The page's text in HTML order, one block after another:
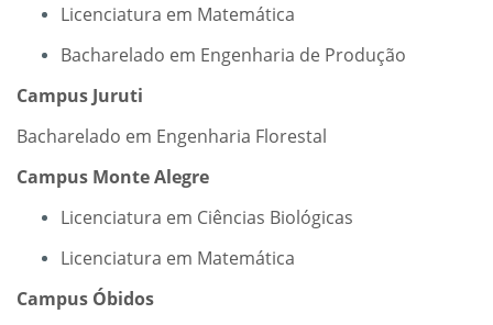
Licenciatura em Matemática
Bacharelado em Engenharia de Produção
Campus Juruti
Bacharelado em Engenharia Florestal
Campus Monte Alegre
Licenciatura em Ciências Biológicas
Licenciatura em Matemática
Campus Óbidos